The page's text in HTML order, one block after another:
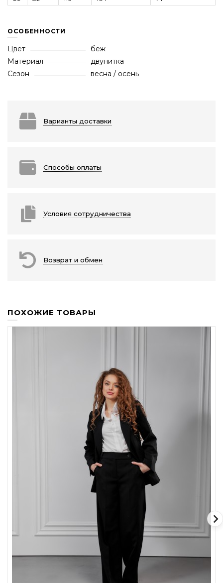
ОСОБЕННОСТИ
Цвет
беж
Материал
двунитка
Сезон
весна / осень
Варианты доставки
Способы оплаты
Условия сотрудничества
Возврат и обмен
ПОХОЖИЕ ТОВАРЫ